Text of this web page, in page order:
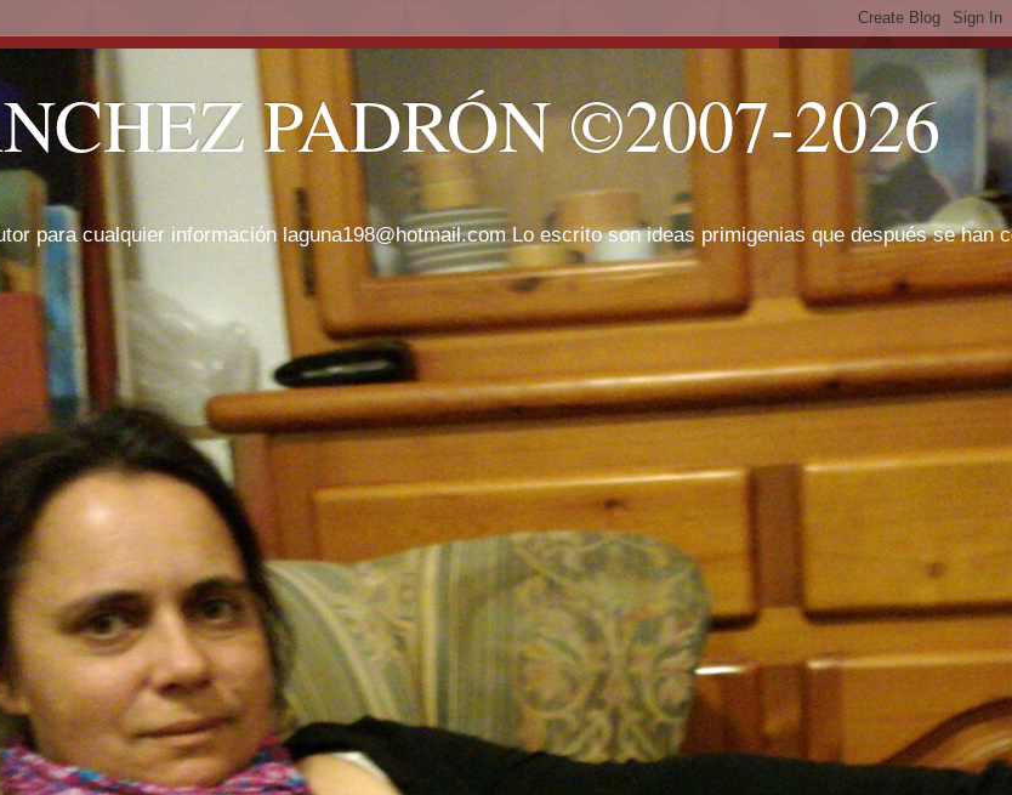
PADRÓN ©2007-2026
para cualquier información laguna198@hotmail.com Lo escrito son ideas primigenias que después se han